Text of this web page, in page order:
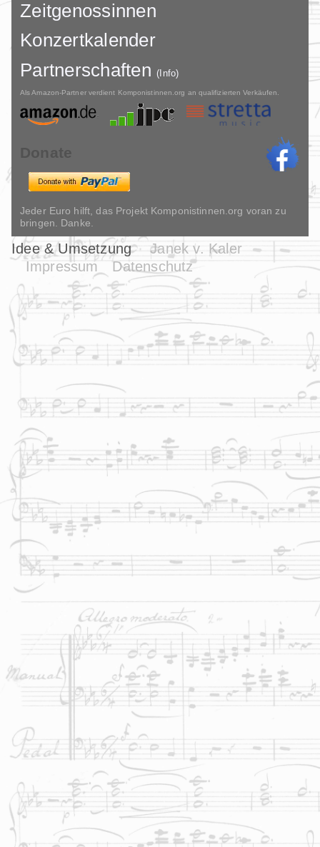
Zeitgenossinnen
Konzertkalender
Partnerschaften(Info)
Als Amazon-Partner verdient Komponistinnen.org an qualifizierten Verkäufen.
Donate
Jeder Euro hilft, das Projekt Komponistinnen.org voran zu
bringen. Danke.
Idee & Umsetzung
Janek v. Kaler
Impressum
Datenschutz